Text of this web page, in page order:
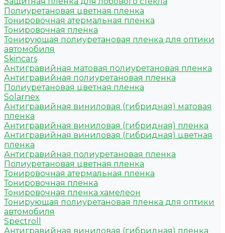
Полиуретановая цветная пленка
Тонировочная атермальная пленка
Тонировочная пленка
Тонирующая полиуретановая пленка для оптики
автомобиля
Skincars
Антигравийная матовая полиуретановая пленка
Антигравийная полиуретановая пленка
Полиуретановая цветная пленка
Solarnex
Антигравийная виниловая (гибридная) матовая
пленка
Антигравийная виниловая (гибридная) пленка
Антигравийная виниловая (гибридная) цветная
пленка
Антигравийная полиуретановая пленка
Полиуретановая цветная пленка
Тонировочная атермальная пленка
Тонировочная пленка
Тонировочная пленка хамелеон
Тонирующая полиуретановая пленка для оптики
автомобиля
Spectroll
Антигравийная виниловая (гибридная) пленка